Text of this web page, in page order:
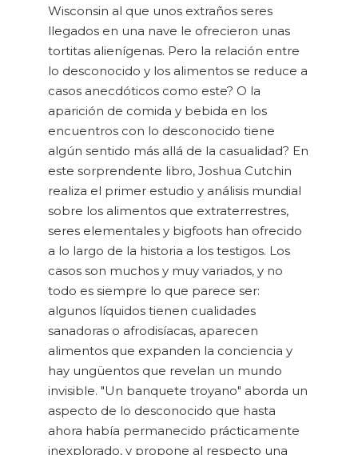
Wisconsin al que unos extraños seres
llegados en una nave le ofrecieron unas
tortitas alienígenas. Pero la relación entre
lo desconocido y los alimentos se reduce a
casos anecdóticos como este? O la
aparición de comida y bebida en los
encuentros con lo desconocido tiene
algún sentido más allá de la casualidad? En
este sorprendente libro, Joshua Cutchin
realiza el primer estudio y análisis mundial
sobre los alimentos que extraterrestres,
seres elementales y bigfoots han ofrecido
a lo largo de la historia a los testigos. Los
casos son muchos y muy variados, y no
todo es siempre lo que parece ser:
algunos líquidos tienen cualidades
sanadoras o afrodisíacas, aparecen
alimentos que expanden la conciencia y
hay ungüentos que revelan un mundo
invisible. "Un banquete troyano" aborda un
aspecto de lo desconocido que hasta
ahora había permanecido prácticamente
inexplorado, y propone al respecto una